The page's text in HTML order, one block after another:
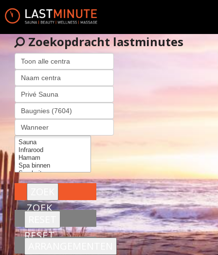
Zoekopdracht lastminutes
ZOEK
RESET